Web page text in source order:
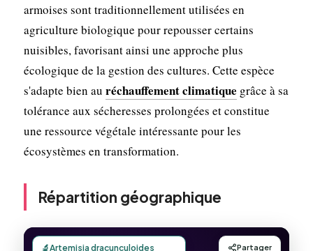
armoises sont traditionnellement utilisées en
agriculture biologique pour repousser certains
nuisibles, favorisant ainsi une approche plus
écologique de la gestion des cultures. Cette espèce
s'adapte bien au réchauffement climatique grâce à sa
tolérance aux sécheresses prolongées et constitue
une ressource végétale intéressante pour les
écosystèmes en transformation.
Répartition géographique